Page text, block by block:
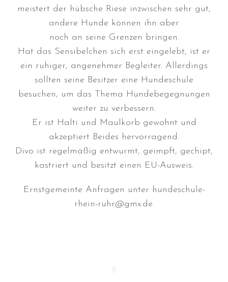
April 2025
März 2025
Januar 2025
Dezember 2024
November 2024
Oktober 2024
September 2024
August 2024
Juli 2024
Mai 2024
April 2024
meistert der hübsche Riese inzwischen sehr gut,
andere Hunde können ihn aber
noch an seine Grenzen bringen.
Hat das Sensibelchen sich erst eingelebt, ist er
ein ruhiger, angenehmer Begleiter. Allerdings
sollten seine Besitzer eine Hundeschule
besuchen, um das Thema Hundebegegnungen
weiter zu verbessern.
Er ist Halti und Maulkorb gewohnt und
akzeptiert Beides hervorragend.
Divo ist regelmäßig entwurmt, geimpft, gechipt,
kastriert und besitzt einen EU-Ausweis.
Ernstgemeinte Anfragen unter hundeschule-
rhein-ruhr@gmx.de.